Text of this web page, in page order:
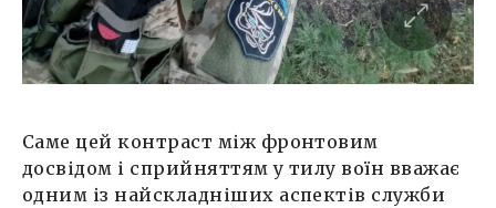
Саме цей контраст між фронтовим
досвідом і сприйняттям у тилу воїн вважає
одним із найскладніших аспектів служби